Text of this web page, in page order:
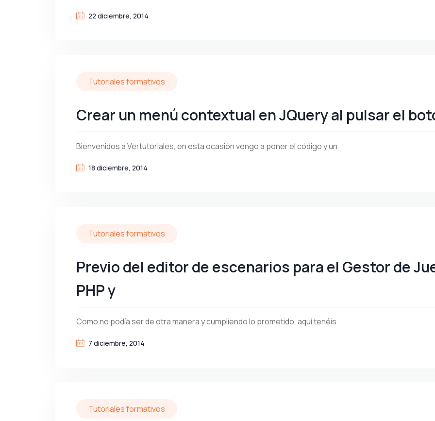
22 diciembre, 2014
Tutoriales formativos
Crear un menú contextual en JQuery al pulsar el
Bienvenidos a Vertutoriales, en esta ocasión vengo a poner el código y un
18 diciembre, 2014
Tutoriales formativos
Previo del editor de escenarios para el Gestor de
PHP y
Como no podía ser de otra manera y cumpliendo lo prometido, aquí tenéis
7 diciembre, 2014
Tutoriales formativos